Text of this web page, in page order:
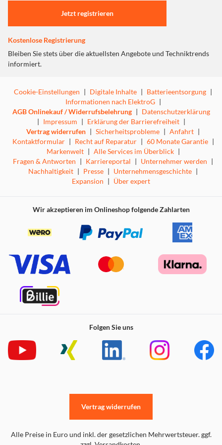
Jetzt registrieren
Kostenlose Registrierung
Bleiben Sie stets über die aktuellsten Angebote und Techniktrends
informiert.
Cookie-Einstellungen | Digitale Inhalte | Batterieentsorgung |
Informationen nach ElektroG |
AGB Onlinekauf / Widerrufsbelehrung | Datenschutzerklärung
| Impressum | Erklärung der Barrierefreiheit |
Vertrag widerrufen | Sicherheitsprobleme | Anfahrt |
Kontaktformular | Recht auf Reparatur | 60 Monate Garantie |
Markenwelt | Alle Services im Überblick |
Fragen & Antworten | Karriereportal | Unternehmer werden |
Nachhaltigkeit | Presse | Unternehmensgeschichte |
Expansion | Über expert
Wir akzeptieren im Onlineshop folgende Zahlarten
Folgen Sie uns
Alle Preise in Euro und inkl. der gesetzlichen Mehrwertsteuer. ggf.
Vertrag widerrufen